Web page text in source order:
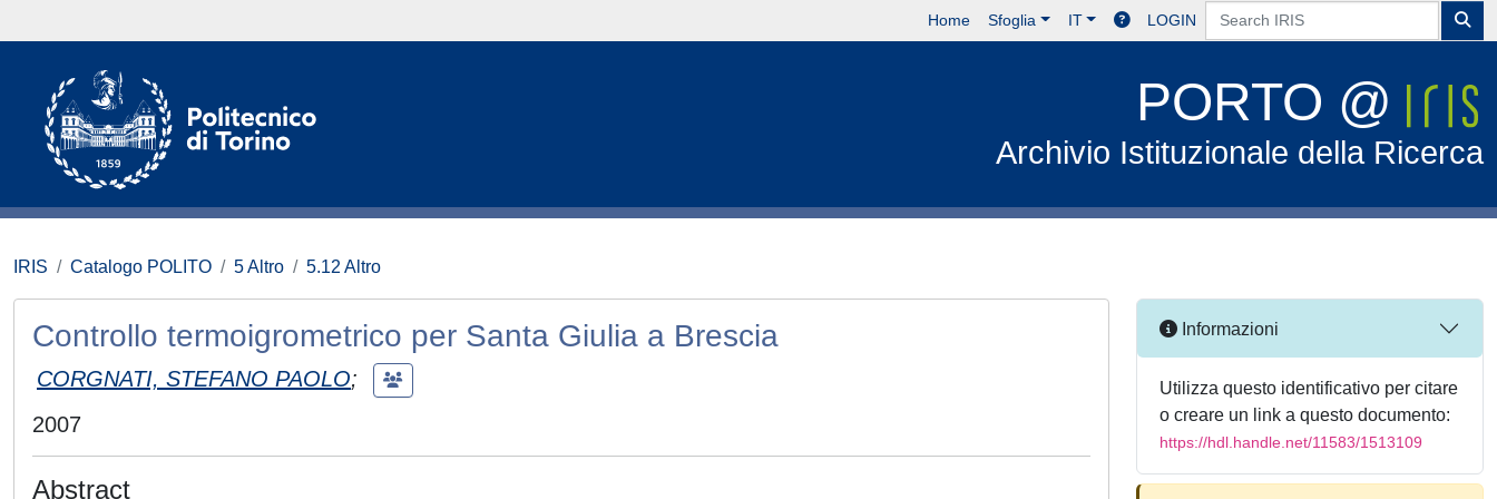
Home Sfoglia IT LOGIN
PORTO @
Archivio Istituzionale della Ricerca
IRIS Catalogo POLITO 5 Altro 5.12 Altro
Controllo termoigrometrico per Santa Giulia a Brescia
CORGNATI, STEFANO PAOLO;
2007
Abstract
Informazioni
Utilizza questo identificativo per citare
o creare un link a questo documento:
https://hdl.handle.net/11583/1513109